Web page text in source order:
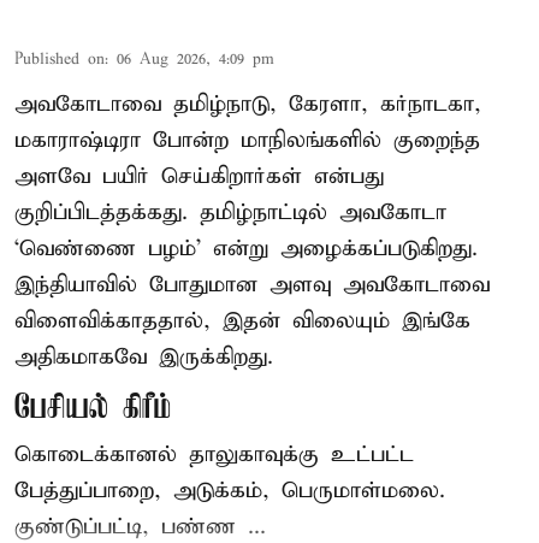
Published on: 06 Aug 2026, 4:09 pm
அவகோடாவை தமிழ்நாடு, கேரளா, கர்நாடகா,
மகாராஷ்டிரா போன்ற மாநிலங்களில் குறைந்த
அளவே பயிர் செய்கிறார்கள் என்பது
குறிப்பிடத்தக்கது. தமிழ்நாட்டில் அவகோடா
‘வெண்ணை பழம்’ என்று அழைக்கப்படுகிறது.
இந்தியாவில் போதுமான அளவு அவகோடாவை
விளைவிக்காததால், இதன் விலையும் இங்கே
அதிகமாகவே இருக்கிறது.
பேசியல் கிரீம்
கொடைக்கானல் தாலுகாவுக்கு உட்பட்ட
பேத்துப்பாறை, அடுக்கம், பெருமாள்மலை.
குண்டுப்பட்டி, பண்ண ...